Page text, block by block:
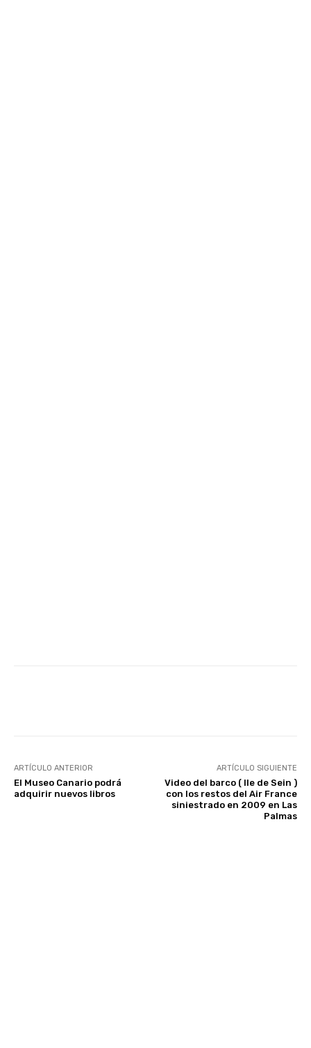
ARTÍCULO ANTERIOR
El Museo Canario podrá
adquirir nuevos libros
ARTÍCULO SIGUIENTE
Video del barco ( Ile de Sein )
con los restos del Air France
siniestrado en 2009 en Las
Palmas